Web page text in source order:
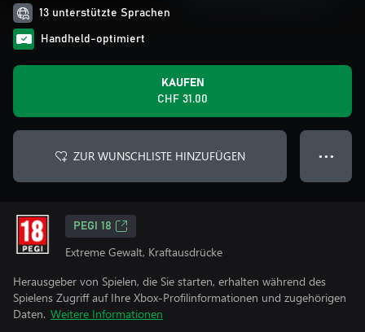
13 unterstützte Sprachen
Handheld-optimiert
KAUFEN
CHF 31.00
ZUR WUNSCHLISTE HINZUFÜGEN ● ● ●
PEGI 18
Extreme Gewalt, Kraftausdrücke
Herausgeber von Spielen, die Sie starten, erhalten während des
Spielens Zugriff auf Ihre Xbox-Profilinformationen und zugehörigen
Daten. Weitere Informationen